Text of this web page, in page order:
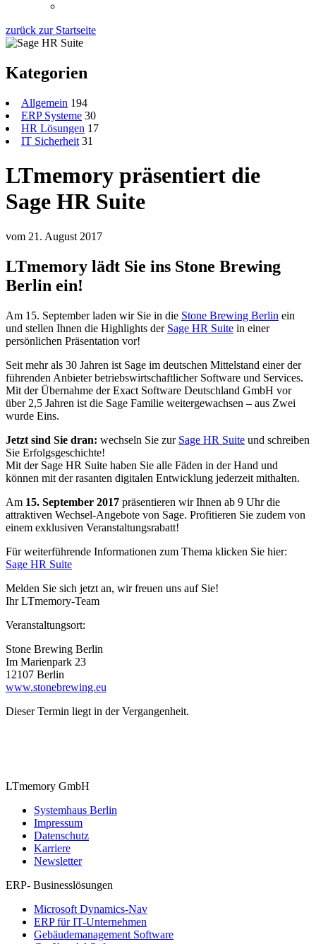
zurück zur Startseite
Kategorien
Allgemein 194
ERP Systeme 30
HR Lösungen 17
IT Sicherheit 31
LTmemory präsentiert die
Sage HR Suite
vom 21. August 2017
LTmemory lädt Sie ins Stone Brewing
Berlin ein!
Am 15. September laden wir Sie in die Stone Brewing Berlin ein
und stellen Ihnen die Highlights der Sage HR Suite in einer
persönlichen Präsentation vor!
Seit mehr als 30 Jahren ist Sage im deutschen Mittelstand einer der
führenden Anbieter betriebswirtschaftlicher Software und Services.
Mit der Übernahme der Exact Software Deutschland GmbH vor
über 2,5 Jahren ist die Sage Familie weitergewachsen – aus Zwei
wurde Eins.
Jetzt sind Sie dran: wechseln Sie zur Sage HR Suite und schreiben
Sie Erfolgsgeschichte!
Mit der Sage HR Suite haben Sie alle Fäden in der Hand und
können mit der rasanten digitalen Entwicklung jederzeit mithalten.
Am 15. September 2017 präsentieren wir Ihnen ab 9 Uhr die
attraktiven Wechsel-Angebote von Sage. Profitieren Sie zudem von
einem exklusiven Veranstaltungsrabatt!
Für weiterführende Informationen zum Thema klicken Sie hier:
Sage HR Suite
Melden Sie sich jetzt an, wir freuen uns auf Sie!
Ihr LTmemory-Team
Veranstaltungsort:
Stone Brewing Berlin
Im Marienpark 23
12107 Berlin
www.stonebrewing.eu
Dieser Termin liegt in der Vergangenheit.
LTmemory GmbH
Systemhaus Berlin
Impressum
Datenschutz
Karriere
Newsletter
ERP- Businesslösungen
Microsoft Dynamics-Nav
ERP für IT-Unternehmen
Gebäudemanagement Software